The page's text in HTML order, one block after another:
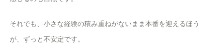
それでも、小さな経験の積み重ねがないまま本番を迎えるほう
が、ずっと不安定です。